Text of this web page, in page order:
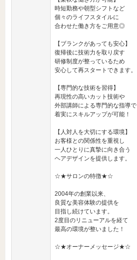
時短勤務や朝型シフトなど
個々のライフスタイルに
合わせた働き方をご用意◎
【ブランクがあっても安心】
復帰後に技術力を取り戻す
研修制度が整っているため
安心して再スタートできます。
【専門的な技術を習得】
再現性の高いカット技術や
外部講師による専門的な指導で
着実にスキルアップが可能！
【人対人を大切にする環境】
お客様との関係性を重視し
一人ひとりに真摯に向き合う
ヘアデザインを提供します。
☆★サロンの特徴★☆
2004年の創業以来、
良質な美容体験の提供を
目指し続けています。
2度目のリニューアルを経て
最高の環境が整いました！
☆★オーナーメッセージ★☆